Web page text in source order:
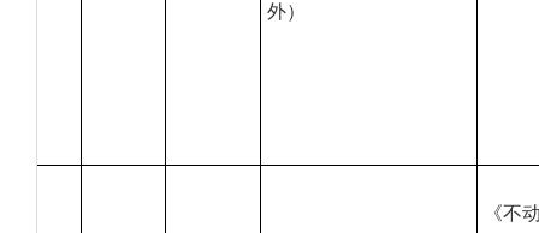
外）
《不